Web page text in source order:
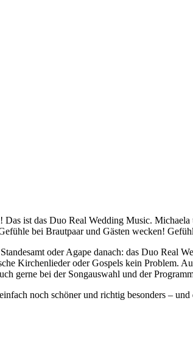
ist das Duo Real Wedding Music.
bei Brautpaar und Gästen wecken!
oder Agape danach: das Duo Real
Kirchenlieder oder Gospels kein Problem.
gerne bei der Songauswahl und der
noch schöner und richtig besonders –